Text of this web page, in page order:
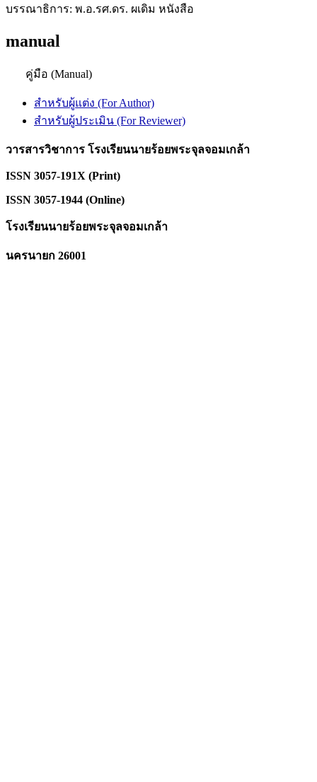
บรรณาธิการ: พ.อ.รศ.ดร. ผเดิม หนังสือ
manual
คู่มือ (Manual)
สำหรับผู้แต่ง (For Author)
สำหรับผู้ประเมิน (For Reviewer)
วารสารวิชาการ โรงเรียนนายร้อยพระจุลจอมเกล้า
ISSN 3057-191X (Print)
ISSN 3057-1944 (Online)
โรงเรียนนายร้อยพระจุลจอมเกล้า
นครนายก 26001